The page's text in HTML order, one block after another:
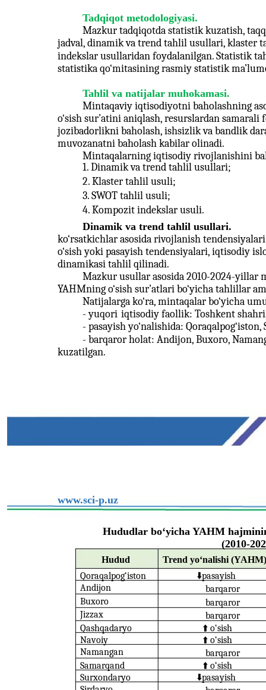
Tadqiqot metodologiyasi.
Mazkur tadqiqotda statistik kuzatish,
jadval, dinamik va trend tahlil usullari, klaster
indekslar usullaridan foydalanilgan. Statistik
statistika qo‘mitasining rasmiy statistik
Tahlil va natijalar muhokamasi.
Mintaqaviy iqtisodiyotni baholashning
o‘sish sur’atini aniqlash, resurslardan
jozibadorlikni baholash, ishsizlik va bandlik
muvozanatni baholash kabilar olinadi.
Mintaqalarning iqtisodiy rivojlanishini
1. Dinamik va trend tahlil usullari;
2. Klaster tahlil usuli;
3. SWOT tahlil usuli;
4. Kompozit indekslar usuli.
Dinamik va trend tahlil usullari.
ko‘rsatkichlar asosida rivojlanish
o‘sish yoki pasayish tendensiyalari, iqtisodiy
dinamikasi tahlil qilinadi.
Mazkur usullar asosida 2010-2024-yillar
YAHMning o‘sish sur’atlari bo‘yicha tahlillar
Natijalarga ko‘ra, mintaqalar bo‘yicha
- yuqori iqtisodiy faollik: Toshkent shahri,
- pasayish yo‘nalishida:
- barqaror holat: Andijon, Buxoro,
kuzatilgan.
www.sci-p.uz
Hududlar bo‘yicha YAHM
(2010-
Hudud Trend yo‘nalishi (YAHM)
Qoraqalpog‘iston ⬇️pasayish
Andijon
barqaror
Buxoro
barqaror
Jizzax
barqaror
Qashqadaryo
⬆️ o‘sish
Navoiy
⬆️ o‘sish
Namangan
barqaror
Samarqand
⬆️ o‘sish
Surxondaryo
⬇️pasayish